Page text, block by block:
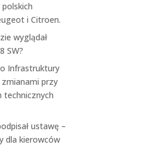
i Citroen.
wyglądał
SW?
Infrastruktury
przy
technicznych
ustawę –
dla kierowców